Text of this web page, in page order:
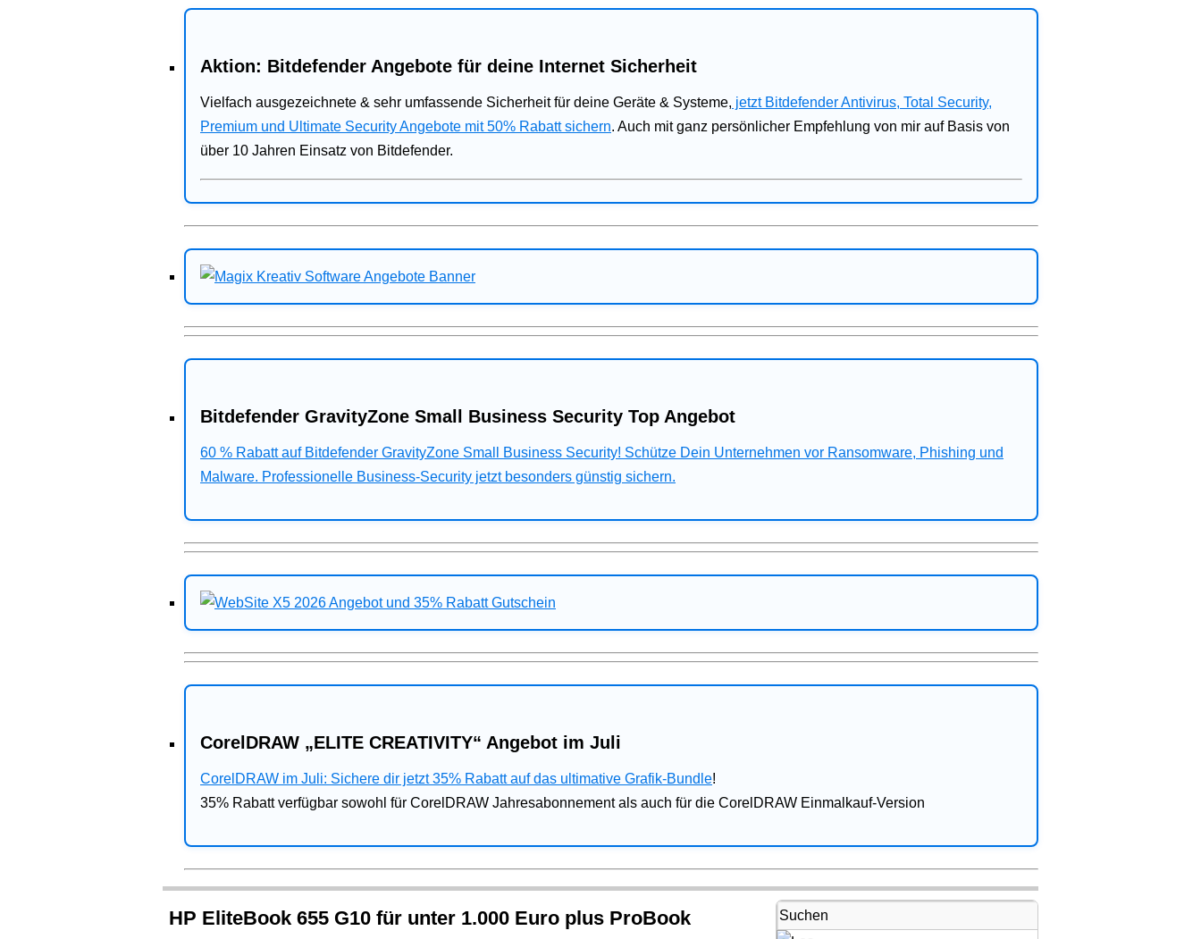
Aktion: Bitdefender Angebote für deine Internet Sicherheit
Vielfach ausgezeichnete & sehr umfassende Sicherheit für deine Geräte & Systeme, jetzt Bitdefender Antivirus, Total Security,
Premium und Ultimate Security Angebote mit 50% Rabatt sichern. Auch mit ganz persönlicher Empfehlung von mir auf Basis von
über 10 Jahren Einsatz von Bitdefender.
Bitdefender GravityZone Small Business Security Top Angebot
60 % Rabatt auf Bitdefender GravityZone Small Business Security! Schütze Dein Unternehmen vor Ransomware, Phishing und
Malware. Professionelle Business-Security jetzt besonders günstig sichern.
CorelDRAW „ELITE CREATIVITY“ Angebot im Juli
CorelDRAW im Juli: Sichere dir jetzt 35% Rabatt auf das ultimative Grafik-Bundle!
35% Rabatt verfügbar sowohl für CorelDRAW Jahresabonnement als auch für die CorelDRAW Einmalkauf-Version
HP EliteBook 655 G10 für unter 1.000 Euro plus ProBook